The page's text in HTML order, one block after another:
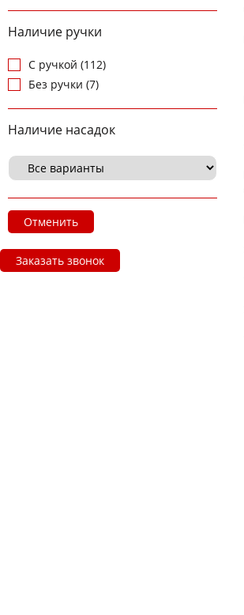
Наличие ручки
С ручкой (112)
Без ручки (7)
Наличие насадок
Отменить
Заказать звонок